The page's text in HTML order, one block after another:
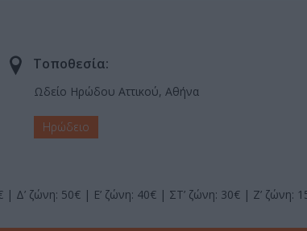
Τοποθεσία:
Ωδείο Ηρώδου Αττικού, Αθήνα
Ηρώδειο
Δ’ ζώνη: 50€ | Ε’ ζώνη: 40€ | ΣΤ’ ζώνη: 30€ | Ζ’ ζώνη: